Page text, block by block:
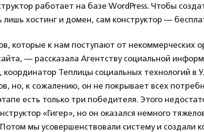
работает на базе WordPress. Чтобы
хостинг и домен, сам конструктор —
которые к нам поступают от некоммерческих
— рассказала Агентству социальной
, координатор Теплицы социальных технологий в
но, к сожалению, он не покрывает всех
есть только три победителя. Этого
«Гигер», но он оказался немного
мы усовершенствовали систему и создали